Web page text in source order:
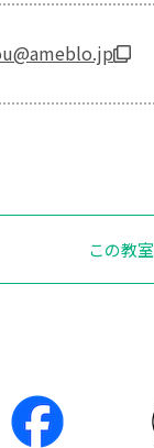
この教